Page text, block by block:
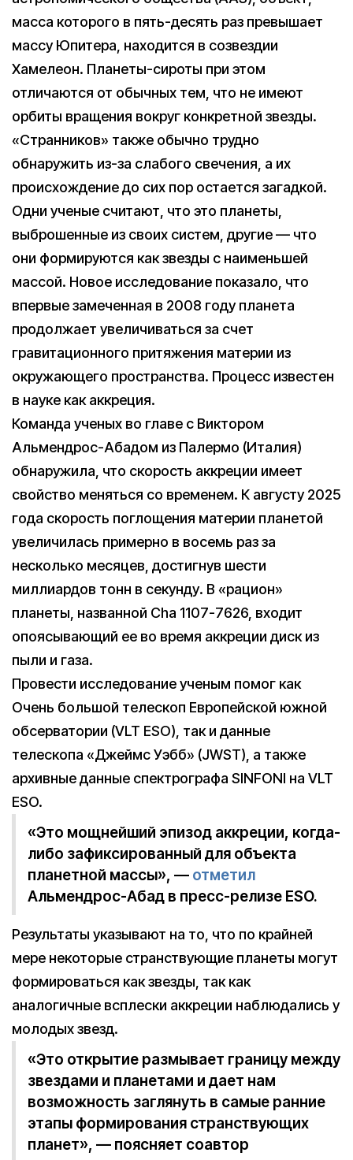
масса которого в пять-десять раз превышает
массу Юпитера, находится в созвездии
Хамелеон. Планеты-сироты при этом
отличаются от обычных тем, что не имеют
орбиты вращения вокруг конкретной звезды.
«Странников» также обычно трудно
обнаружить из-за слабого свечения, а их
происхождение до сих пор остается загадкой.
Одни ученые считают, что это планеты,
выброшенные из своих систем, другие — что
они формируются как звезды с наименьшей
массой. Новое исследование показало, что
впервые замеченная в 2008 году планета
продолжает увеличиваться за счет
гравитационного притяжения материи из
окружающего пространства. Процесс известен
в науке как аккреция.
Команда ученых во главе с Виктором
Альмендрос-Абадом из Палермо (Италия)
обнаружила, что скорость аккреции имеет
свойство меняться со временем. К августу 2025
года скорость поглощения материи планетой
увеличилась примерно в восемь раз за
несколько месяцев, достигнув шести
миллиардов тонн в секунду. В «рацион»
планеты, названной Cha 1107-7626, входит
опоясывающий ее во время аккреции диск из
пыли и газа.
Провести исследование ученым помог как
Очень большой телескоп Европейской южной
обсерватории (VLT ESO), так и данные
телескопа «Джеймс Уэбб» (JWST), а также
архивные данные спектрографа SINFONI на VLT
ESO.
«Это мощнейший эпизод аккреции, когда-
либо зафиксированный для объекта
планетной массы», — отметил
Альмендрос-Абад в пресс-релизе ESO.
Результаты указывают на то, что по крайней
мере некоторые странствующие планеты могут
формироваться как звезды, так как
аналогичные всплески аккреции наблюдались у
молодых звезд.
«Это открытие размывает границу между
звездами и планетами и дает нам
возможность заглянуть в самые ранние
этапы формирования странствующих
планет», — поясняет соавтор